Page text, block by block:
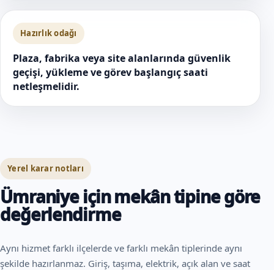
Hazırlık odağı
Plaza, fabrika veya site alanlarında güvenlik
geçişi, yükleme ve görev başlangıç saati
netleşmelidir.
Yerel karar notları
Ümraniye için mekân tipine göre
değerlendirme
Aynı hizmet farklı ilçelerde ve farklı mekân tiplerinde aynı
şekilde hazırlanmaz. Giriş, taşıma, elektrik, açık alan ve saat